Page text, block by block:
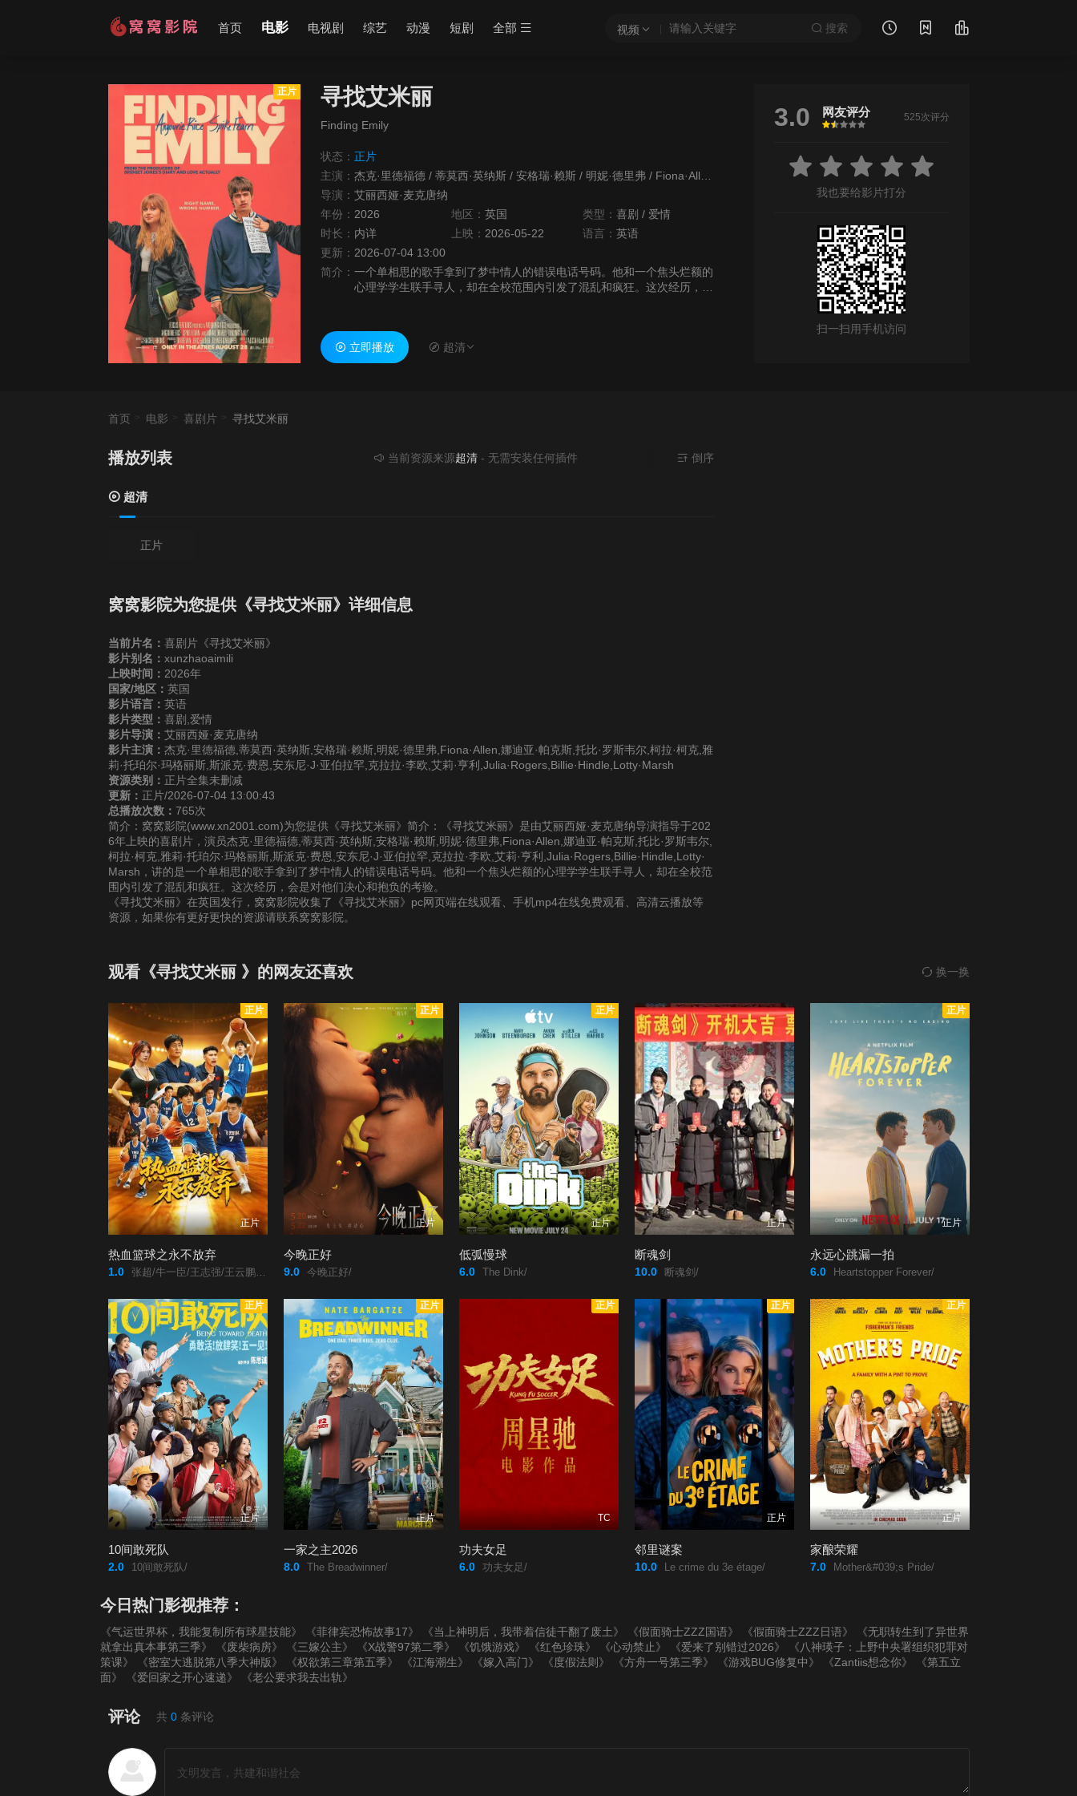
视频 搜索
首页 电影 电视剧 综艺 动漫 短剧 全部
正片 寻找艾米丽
Finding Emily
状态： 正片
主演： 杰克·里德福德 / 蒂莫西·英纳斯 / 安格瑞·赖斯 / 明妮·德里弗 / Fiona·Allen 娜迪亚·帕克斯 / 托比·罗斯韦尔 柯拉·柯克
导演： 艾丽西娅·麦克唐纳
年份： 2026 地区：英国 类型： 喜剧 / 爱情
时长： 内详 上映： 2026-05-22 语言： 英语
更新： 2026-07-04 13:00
简介： 一个单相思的歌手拿到了梦中情人的错误电话号码。他和一个焦头烂额的
心理学学生联手寻人，却在全校范围内引发了混乱和疯狂。这次经历，会
立即播放 超清
3.0 网友评分
很差
较差还行推荐力荐
525次评分
我也要给影片打分
扫一扫用手机访问
首页 电影 喜剧片 寻找艾米丽
播放列表 当前资源来源超清- 无需安装任何插件 倒序
超清
正片
窝窝影院为您提供《寻找艾米丽》详细信息
当前片名： 喜剧片《寻找艾米丽》
影片别名： xunzhaoaimili
上映时间： 2026年
国家/地区： 英国
影片语言： 英语
影片类型： 喜剧,爱情
影片导演： 艾丽西娅·麦克唐纳
影片主演： 杰克·里德福德,蒂莫西·英纳斯,安格瑞·赖斯,明妮·德里弗,Fiona·Allen,娜迪亚·帕克斯,托比·罗斯韦尔,柯拉·柯克,雅
莉·托珀尔·玛格丽斯,斯派克·费恩,安东尼·J·亚伯拉罕,克拉拉·李欧,艾莉·亨利,Julia·Rogers,Billie·Hindle,Lotty·Marsh
资源类别： 正片全集未删减
更新： 正片/2026-07-04 13:00:43
总播放次数： 765次
简介：窝窝影院(www.xn2001.com)为您提供《寻找艾米丽》简介：《寻找艾米丽》是由艾丽西娅·麦克唐纳导演指导于202
6年上映的喜剧片，演员杰克·里德福德,蒂莫西·英纳斯,安格瑞·赖斯,明妮·德里弗,Fiona·Allen,娜迪亚·帕克斯,托比·罗斯韦尔,
柯拉·柯克,雅莉·托珀尔·玛格丽斯,斯派克·费恩,安东尼·J·亚伯拉罕,克拉拉·李欧,艾莉·亨利,Julia·Rogers,Billie·Hindle,Lotty·
Marsh，讲的是一个单相思的歌手拿到了梦中情人的错误电话号码。他和一个焦头烂额的心理学学生联手寻人，却在全校范
围内引发了混乱和疯狂。这次经历，会是对他们决心和抱负的考验。
《寻找艾米丽》在英国发行，窝窝影院收集了《寻找艾米丽》pc网页端在线观看、手机mp4在线免费观看、高清云播放等
资源，如果你有更好更快的资源请联系窝窝影院。
观看《寻找艾米丽 》的网友还喜欢 换一换
正片
正片
热血篮球之永不放弃
1.0 张超/牛一臣/王志强/王云鹏/吴长青/
正片
正片
今晚正好
9.0 今晚正好/
正片
正片
低弧慢球
6.0 The Dink/
正片
断魂剑
10.0 断魂剑/
正片
正片
永远心跳漏一拍
6.0 Heartstopper Forever/
正片
正片
10间敢死队
2.0 10间敢死队/
正片
正片
一家之主2026
8.0 The Breadwinner/
正片
TC
功夫女足
6.0 功夫女足/
正片
正片
邻里谜案
10.0 Le crime du 3e étage/
正片
正片
家酿荣耀
7.0 Mother&#039;s Pride/
今日热门影视推荐：
《气运世界杯，我能复制所有球星技能》 《菲律宾恐怖故事17》 《当上神明后，我带着信徒干翻了废土》 《假面骑士ZZZ国语》 《假面骑士ZZZ日语》
《无职转生到了异世界
就拿出真本事第三季》
《废柴病房》 《三嫁公主》 《X战警97第二季》 《饥饿游戏》 《红色珍珠》 《心动禁止》 《爱来了别错过2026》
《八神瑛子：上野中央署组织犯罪对
策课》
《密室大逃脱第八季大神版》 《权欲第三章第五季》 《江海潮生》 《嫁入高门》 《度假法则》 《方舟一号第三季》 《游戏BUG修复中》 《Zantiis想念你》
《第五立
面》
《爱回家之开心速递》 《老公要求我去出轨》
评论 共 0条评论